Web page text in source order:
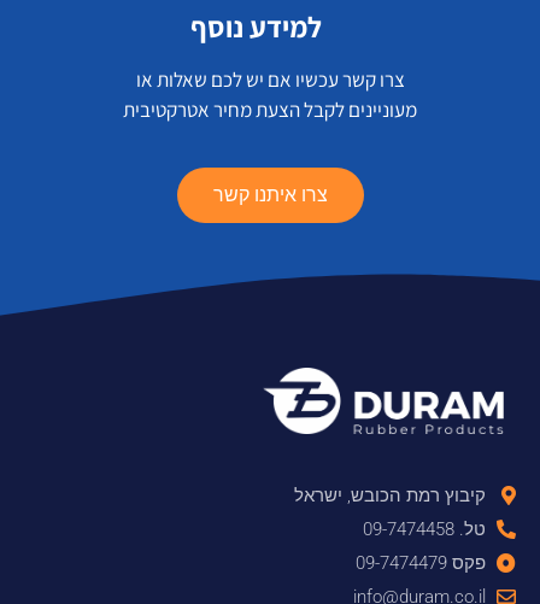
למידע נוסף
צרו קשר עכשיו אם יש לכם שאלות או
מעוניינים לקבל הצעת מחיר אטרקטיבית
צרו איתנו קשר
קיבוץ רמת הכובש, ישראל
טל. 09-7474458
פקס 09-7474479
info@duram.co.il